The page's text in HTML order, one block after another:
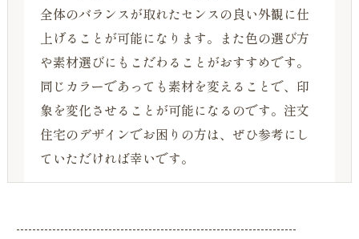
全体のバランスが取れたセンスの良い外観に仕
上げることが可能になります。また色の選び方
や素材選びにもこだわることがおすすめです。
同じカラーであっても素材を変えることで、印
象を変化させることが可能になるのです。注文
住宅のデザインでお困りの方は、ぜひ参考にし
ていただければ幸いです。
----------------------------------------------------------------------